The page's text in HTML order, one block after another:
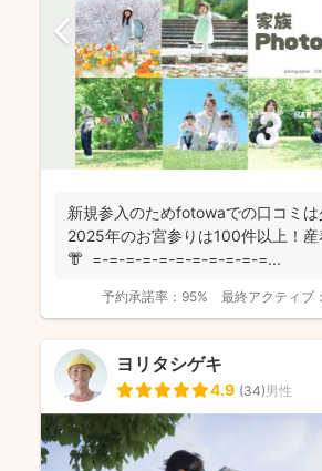
新規参入のためfotowaでの口コミ
2025年のお宮参りは100件以上！
👘 =-=-=-=-=-=-=-=-=-=-=...
予約承諾率： 95% 最終アクティブ：
ヨリタシゲキ
4.9 (34)男性